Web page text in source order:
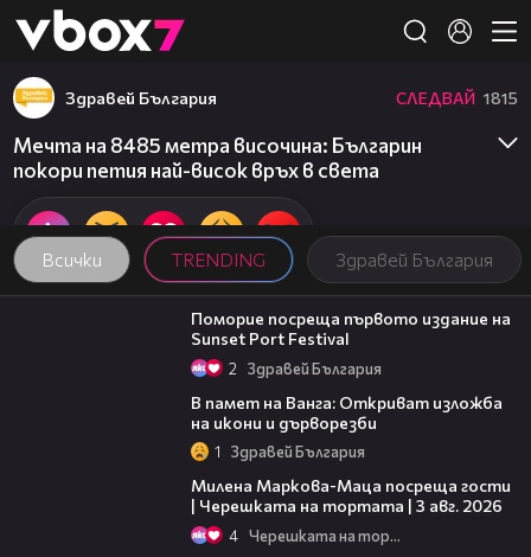
👾
Всички TRENDING Здравей България
Здравей България СЛЕДВАЙ 1815
Мечта на 8485 метра височина: Българин
покори петия най-висок връх в света
05:54
Поморие посреща първото издание на
Sunset Port Festival
2 Здравей България
В памет на Ванга: Откриват изложба
на икони и дърворезби
1 Здравей България
Милена Маркова-Маца посреща гости
| Черешката на тортата | 3 авг. 2026
4 Черешката на тортата